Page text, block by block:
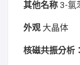
其他名称 3-氯
外观 大晶体
核磁共振分析：